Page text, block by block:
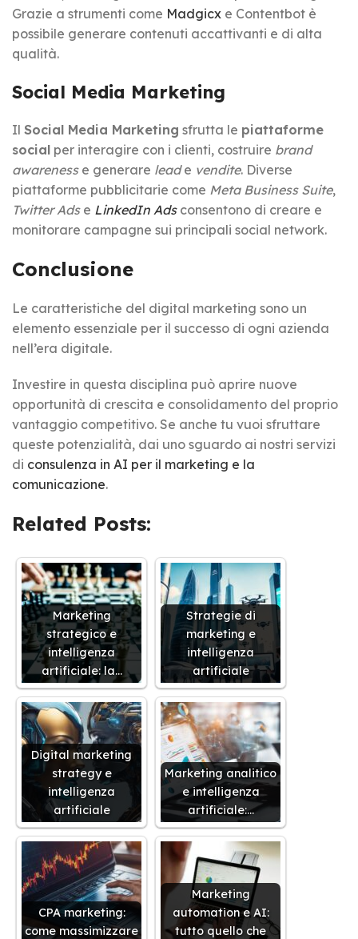
Grazie a strumenti come Madgicx e Contentbot è
possibile generare contenuti accattivanti e di alta
qualità.
Social Media Marketing
Il Social Media Marketing sfrutta le piattaforme
social per interagire con i clienti, costruire brand
awarenesse generare leade vendite. Diverse
piattaforme pubblicitarie come Meta Business Suite,
Twitter Adse LinkedIn Adsconsentono di creare e
monitorare campagne sui principali social network.
Conclusione
Le caratteristiche del digital marketing sono un
elemento essenziale per il successo di ogni azienda
nell’era digitale.
Investire in questa disciplina può aprire nuove
opportunità di crescita e consolidamento del proprio
vantaggio competitivo. Se anche tu vuoi sfruttare
queste potenzialità, dai uno sguardo ai nostri servizi
di consulenza in AI per il marketing e la
comunicazione.
Related Posts:
Marketing
strategico e
intelligenza
artificiale: la…
Strategie di
marketing e
intelligenza
artificiale
Digital marketing
strategy e
intelligenza
artificiale
Marketing analitico
e intelligenza
artificiale:…
CPA marketing:
come massimizzare
Marketing
automation e AI:
tutto quello che